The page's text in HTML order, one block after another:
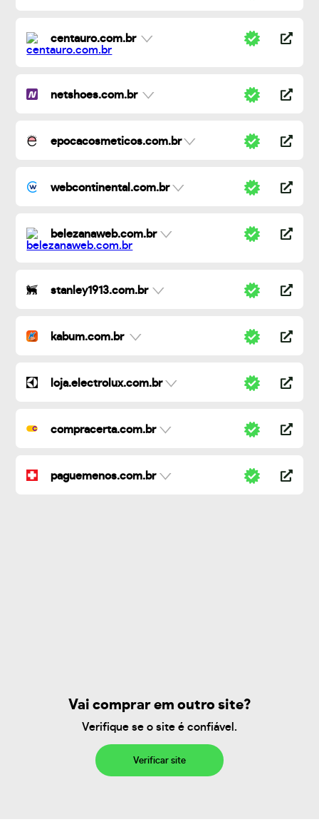
centauro.com.br
netshoes.com.br
epocacosmeticos.com.br
webcontinental.com.br
belezanaweb.com.br
stanley1913.com.br
kabum.com.br
loja.electrolux.com.br
compracerta.com.br
paguemenos.com.br
Vai comprar em outro site?
Verifique se o site é confiável.
Verificar site